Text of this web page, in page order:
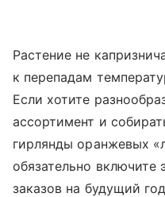
Растение не
к перепадам
Если хотите
ассортимент и
гирлянды оранжевых
обязательно включите
заказов на будущий